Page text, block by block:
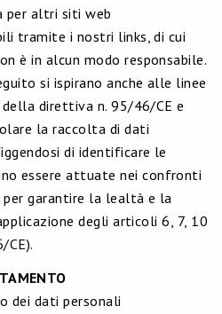
per altri siti web
tramite i nostri links, di cui
è in alcun modo responsabile.
si ispirano anche alle linee
direttiva n. 95/46/CE e
la raccolta di dati
di identificare le
essere attuate nei confronti
garantire la lealtà e la
degli articoli 6, 7, 10
dei dati personali